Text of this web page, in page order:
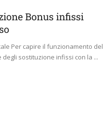
Bonus infissi
Per capire il funzionamento del
degli sostituzione infissi con la ...